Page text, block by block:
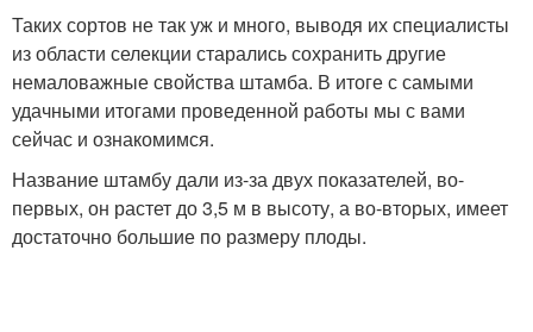
Таких сортов не так уж и много, выводя их специалисты
из области селекции старались сохранить другие
немаловажные свойства штамба. В итоге с самыми
удачными итогами проведенной работы мы с вами
сейчас и ознакомимся.
Название штамбу дали из-за двух показателей, во-
первых, он растет до 3,5 м в высоту, а во-вторых, имеет
достаточно большие по размеру плоды.